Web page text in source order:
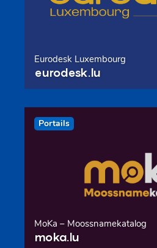
Eurodesk Luxembourg
eurodesk.lu
Portails
MoKa – Moossnamekatalog
moka.lu